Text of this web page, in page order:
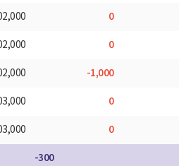
0
0
-1,000
0
0
-300